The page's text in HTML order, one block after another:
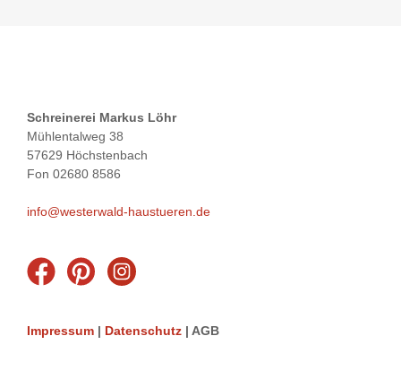
Schreinerei Markus Löhr
Mühlentalweg 38
57629 Höchstenbach
Fon 02680 8586
info@westerwald-haustueren.de
Impressum | Datenschutz | AGB